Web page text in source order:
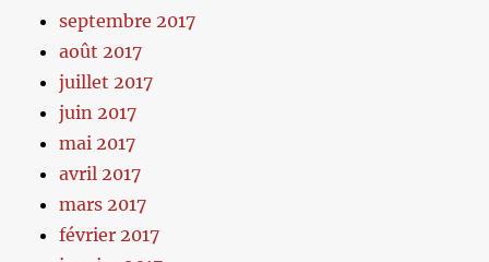
septembre 2017
août 2017
juillet 2017
juin 2017
mai 2017
avril 2017
mars 2017
février 2017